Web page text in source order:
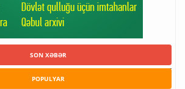
SON XƏBƏR
POPULYAR